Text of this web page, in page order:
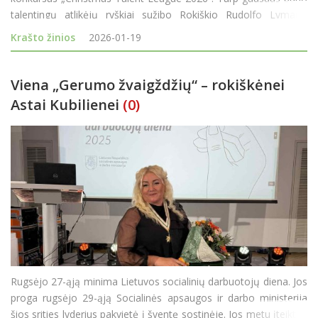
talentingų atlikėjų ryškiai sužibo Rokiškio Rudolfo Lymano
muzikos mokyklos atstovė Radvilė Cegelskaitė, namo parvežusi
net du aukščiausio l
Krašto žinios 2026-01-19
Viena „Gerumo žvaigždžių“ – rokiškėnei
Astai Kubilienei (0)
Rugsėjo 27-ąją minima Lietuvos socialinių darbuotojų diena. Jos
proga rugsėjo 29-ąją Socialinės apsaugos ir darbo ministerija
šios srities lyderius pakvietė į šventę sostinėje. Jos metu įteiktos